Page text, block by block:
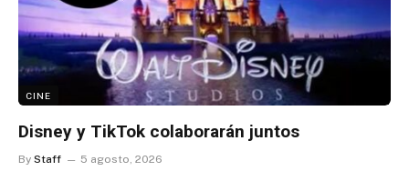
CINE
Disney y TikTok colaborarán juntos
By Staff 5 agosto, 2026